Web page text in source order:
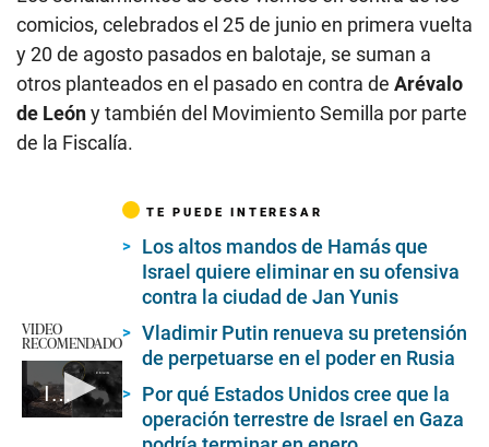
comicios, celebrados el 25 de junio en primera vuelta
y 20 de agosto pasados en balotaje, se suman a
otros planteados en el pasado en contra de Arévalo
de Leóny también del Movimiento Semilla por parte
de la Fiscalía.
VIDEO
RECOMENDADO
Israel vuelve al ataque
TE PUEDE INTERESAR
Los altos mandos de Hamás que
Israel quiere eliminar en su ofensiva
contra la ciudad de Jan Yunis
Vladimir Putin renueva su pretensión
de perpetuarse en el poder en Rusia
Por qué Estados Unidos cree que la
operación terrestre de Israel en Gaza